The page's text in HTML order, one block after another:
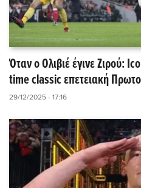
Όταν ο Ολιβιέ έγινε Ζιρού:
time classic επετειακή
29/12/2025 - 17:16